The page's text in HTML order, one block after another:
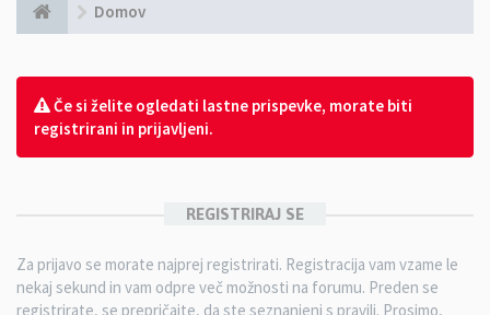
Domov
Če si želite ogledati lastne prispevke, morate biti
registrirani in prijavljeni.
REGISTRIRAJ SE
Za prijavo se morate najprej registrirati. Registracija vam vzame le
nekaj sekund in vam odpre več možnosti na forumu. Preden se
registrirate, se prepričajte, da ste seznanjeni s pravili. Prosimo,